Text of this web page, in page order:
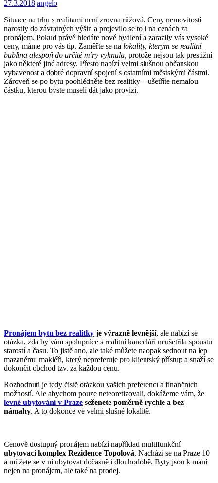
27.3.2018 angelo
Situace na trhu s realitami není zrovna růžová. Ceny nemovitostí
narostly do závratných výšin a projevilo se to i na cenách za
pronájem. Pokud právě hledáte nové bydlení a zarazily vás vysoké
ceny, máme pro vás tip. Zaměřte se na lokality, kterým se realitní
bublina alespoň do určité míry vyhnula, protože nejsou tak prestižní
jako některé jiné adresy. Přesto nabízí velmi slušnou občanskou
vybavenost a dobré dopravní spojení s ostatními městskými částmi.
Zároveň se po bytu poohlédněte bez realitky – ušetříte nemalou
částku, kterou byste museli dát jako provizi.
Pronájem bytu bez realitky je výrazně levnější, ale nabízí se
otázka, zda by vám spolupráce s realitní kanceláří neušetřila spoustu
starostí a času. To jistě ano, ale také můžete naopak sednout na lep
mazanému makléři, který nepreferuje pro klientský přístup a snaží se
dokončit obchod tzv. za každou cenu.
Rozhodnutí je tedy čistě otázkou vašich preferencí a finančních
možností. Ale abychom pouze neteoretizovali, dokážeme vám, že
levné ubytování v Praze seženete poměrně rychle a bez
námahy. A to dokonce ve velmi slušné lokalitě.
Cenově dostupný pronájem nabízí například multifunkční
ubytovací komplex Rezidence Topolová. Nachází se na Praze 10
a můžete se v ní ubytovat dočasně i dlouhodobě. Byty jsou k mání
nejen na pronájem, ale také na prodej.